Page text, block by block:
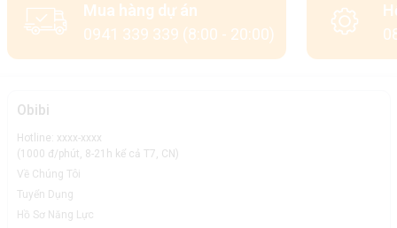
Mua hàng dự án
0941 339 339 (8:00 - 20:00)
Obibi
Hotline: xxxx-xxxx
(1000 đ/phút, 8-21h kể cả T7, CN)
Về Chúng Tôi
Tuyển Dụng
Hồ Sơ Năng Lực